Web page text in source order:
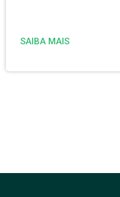
SAIBA MAIS